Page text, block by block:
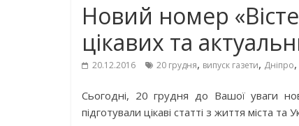
Новий номер
цікавих та
20.12.2016 20 грудня, випуск газети, Дніпро,
Сьогодні, 20 грудня до Вашої уваги
підготували цікаві статті з життя міста та